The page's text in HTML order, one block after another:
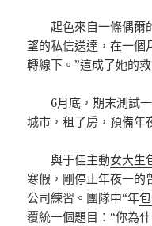
起色來自一條偶爾
望的私信送達，在一個
轉線下。”這成了她的
6月底，期末測試
城市，租了房，預備年
與于佳主動女大生
寒假，剛停止年夜一的
公司練習。團隊中“年
覆統一個題目：“你為